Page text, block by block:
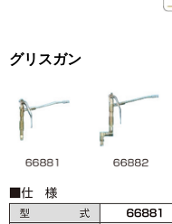
グリスガン